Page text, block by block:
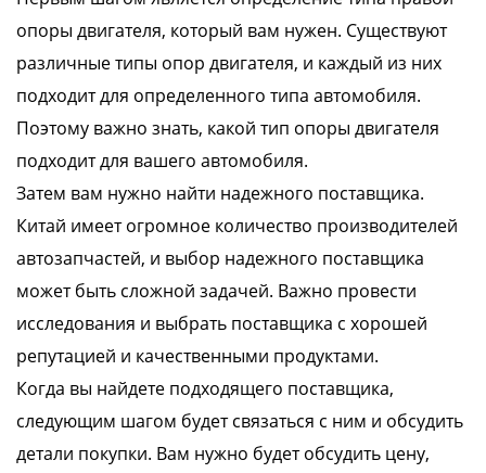
опоры двигателя, который вам нужен. Существуют
различные типы опор двигателя, и каждый из них
подходит для определенного типа автомобиля.
Поэтому важно знать, какой тип опоры двигателя
подходит для вашего автомобиля.
Затем вам нужно найти надежного поставщика.
Китай имеет огромное количество производителей
автозапчастей, и выбор надежного поставщика
может быть сложной задачей. Важно провести
исследования и выбрать поставщика с хорошей
репутацией и качественными продуктами.
Когда вы найдете подходящего поставщика,
следующим шагом будет связаться с ним и обсудить
детали покупки. Вам нужно будет обсудить цену,